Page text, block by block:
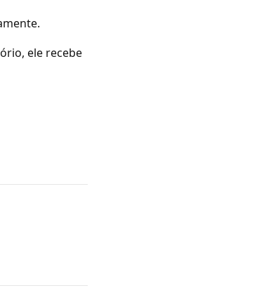
ele recebe